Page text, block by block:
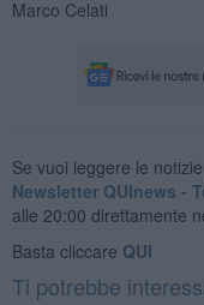
Marco Celati
Se vuoi leggere le
Newsletter QUInews -
alle 20:00 direttamente
Basta cliccare QUI
Ti potrebbe